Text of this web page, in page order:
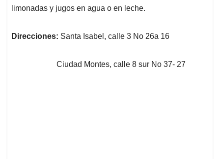
limonadas y jugos en agua o en leche.
Direcciones: Santa Isabel, calle 3 No 26a 16
Ciudad Montes, calle 8 sur No 37- 27